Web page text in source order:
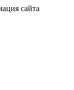
сайта